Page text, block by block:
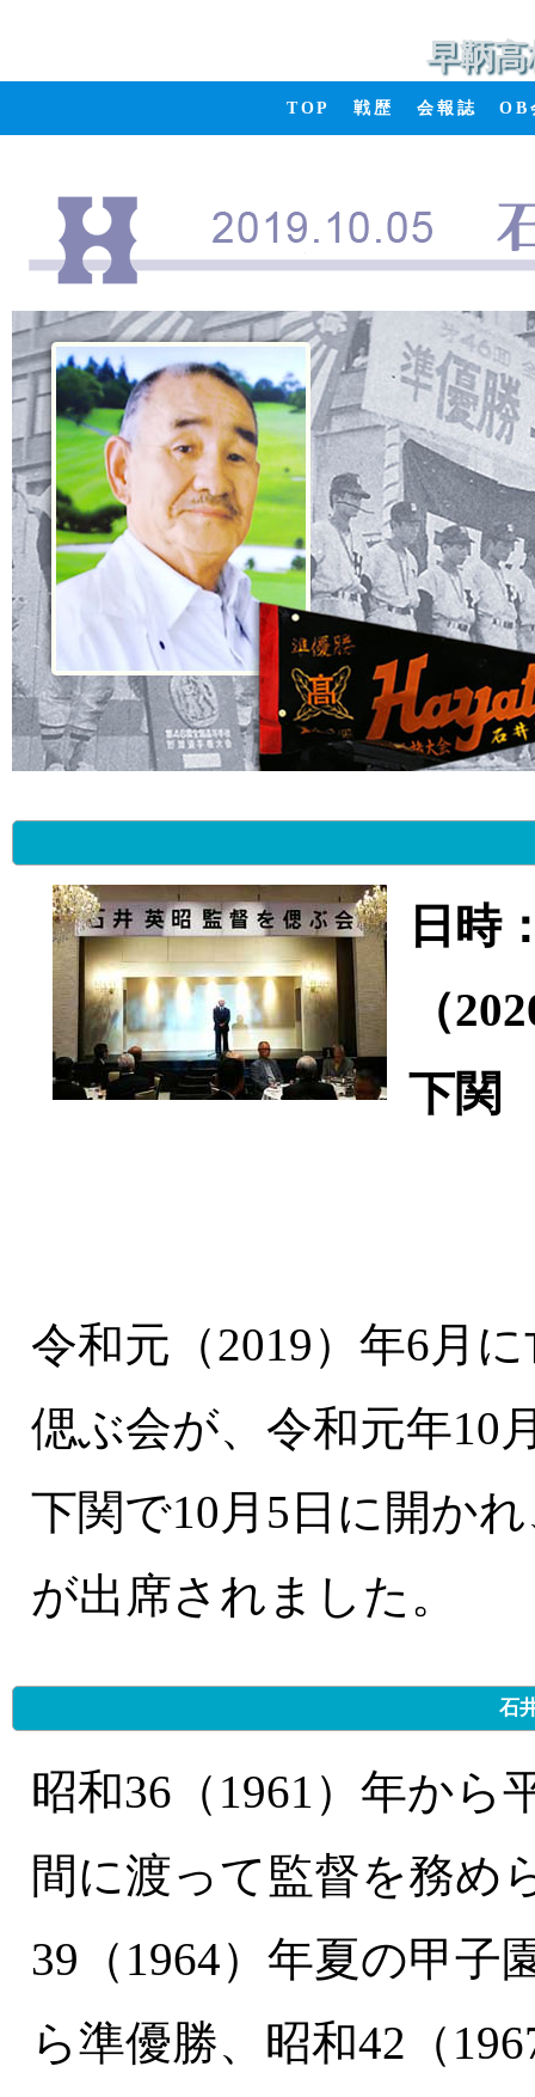
早鞆
TOP 戦歴 会報誌 OB
日時
（
下関
令和元（2019）年6月
偲ぶ会が、令和元年10
下関で10月5日に開か
が出席されました。
石
昭和36（1961）年から
間に渡って監督を務め
39（1964）年夏の甲子
ら準優勝、昭和42（